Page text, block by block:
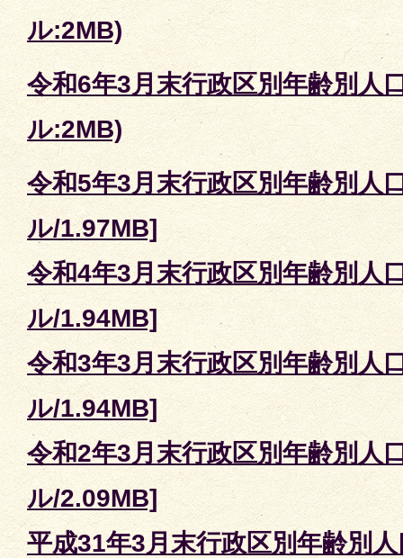
ル:2MB)
令和6年3月末行政区別年齢別人
ル:2MB)
令和5年3月末行政区別年齢別人
ル/1.97MB]
令和4年3月末行政区別年齢別人
ル/1.94MB]
令和3年3月末行政区別年齢別人
ル/1.94MB]
令和2年3月末行政区別年齢別人
ル/2.09MB]
平成31年3月末行政区別年齢別